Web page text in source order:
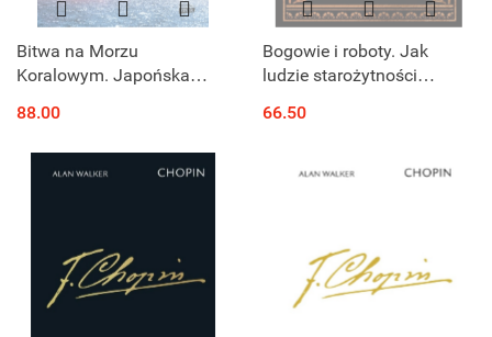
Bitwa na Morzu
Koralowym. Japońska
dziejach bitwa
lotniskowców
88.00
Bogowie i roboty. Jak
ludzie starożytności
66.50